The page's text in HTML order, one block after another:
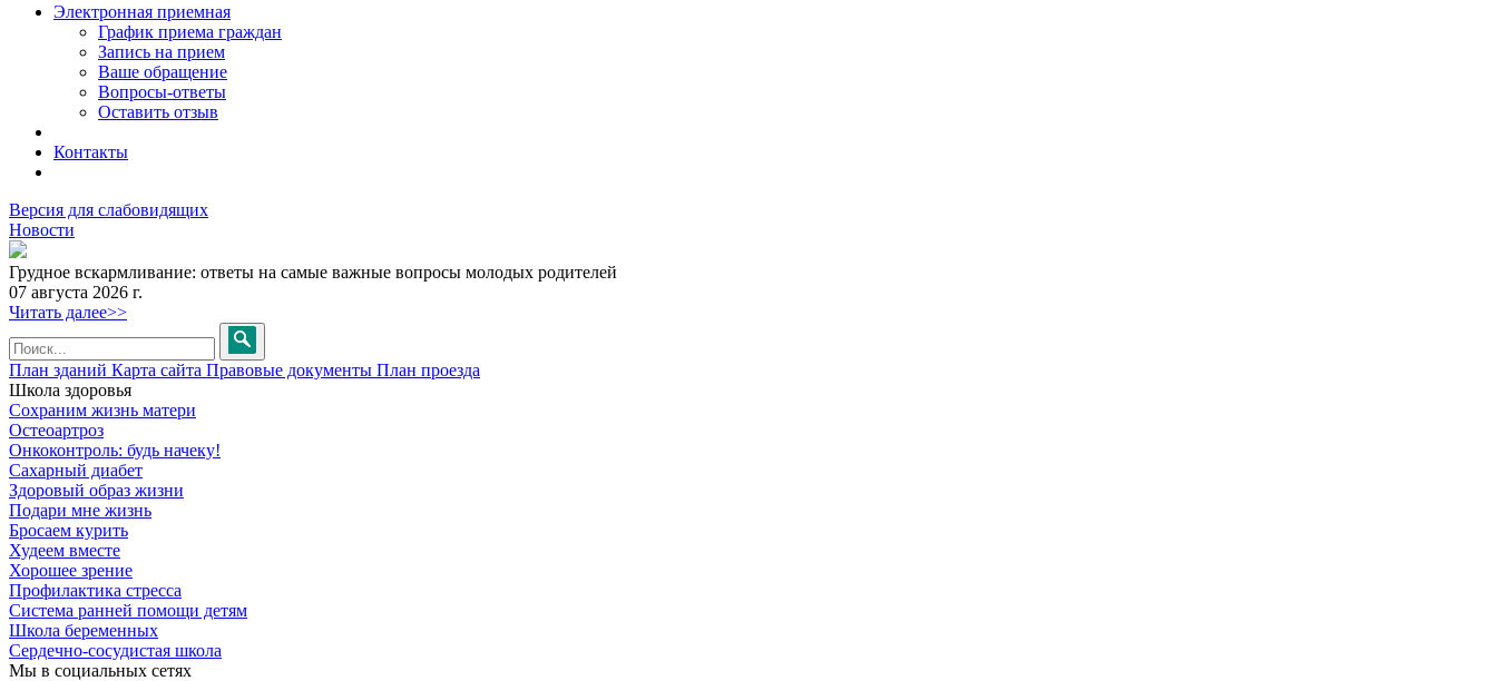
Электронная приемная
График приема граждан
Запись на прием
Ваше обращение
Вопросы-ответы
Оставить отзыв
Контакты
Версия для слабовидящих
Новости
Грудное вскармливание: ответы на самые важные вопросы молодых родителей
07 августа 2026 г.
Читать далее>>
План зданий Карта сайта Правовые документы План проезда
Школа здоровья
Сохраним жизнь матери
Остеоартроз
Онкоконтроль: будь начеку!
Сахарный диабет
Здоровый образ жизни
Подари мне жизнь
Бросаем курить
Худеем вместе
Хорошее зрение
Профилактика стресса
Система ранней помощи детям
Школа беременных
Сердечно-сосудистая школа
Мы в социальных сетях